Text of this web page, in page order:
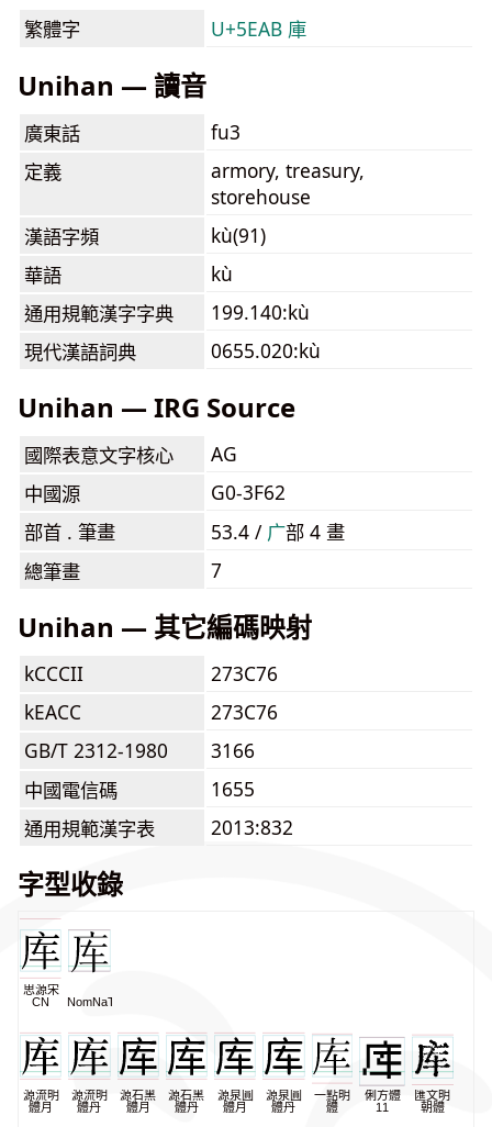
繁體字 U+5EAB 庫
Unihan — 讀音
廣東話
fu3
定義
armory, treasury,
storehouse
漢語字頻
kù(91)
華語
kù
通用規範漢字字典
199.140:kù
現代漢語詞典
0655.020:kù
Unihan — IRG Source
國際表意文字核心
AG
中國源
G0-3F62
部首 . 筆畫
53.4 / ⼴部 4 畫
總筆畫
7
Unihan — 其它編碼映射
kCCCII
273C76
kEACC
273C76
GB/T 2312-1980
3166
中國電信碼
1655
通用規範漢字表
2013:832
字型收錄
思源宋
CN
NomNaTong
源流明
體月
源流明
體丹
源石黑
體月
源石黑
體丹
源泉圓
體月
源泉圓
體丹
一點明
體
俐方體
11
匯文明
朝體